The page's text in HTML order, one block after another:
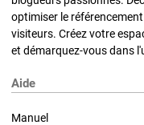
optimiser le
visiteurs. Créez votre
et démarquez-vous dans
Aide
Manuel